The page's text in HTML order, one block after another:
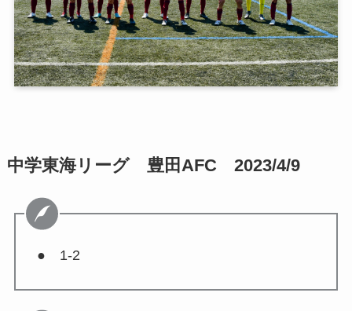
中学東海リーグ 豊田AFC 2023/4/9
● 1-2